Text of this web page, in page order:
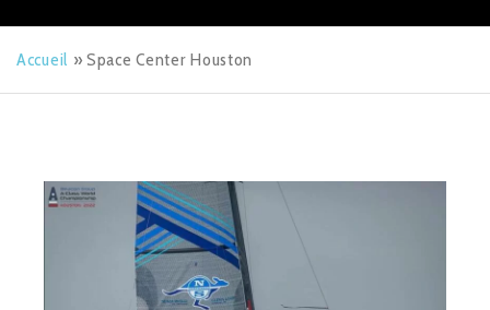
Accueil »Space Center Houston